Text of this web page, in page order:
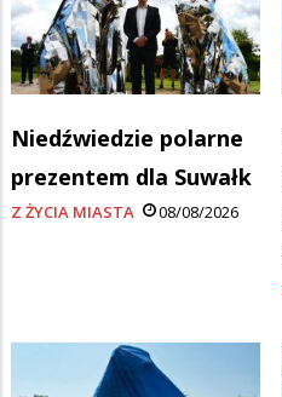
Niedźwiedzie polarne
prezentem dla Suwałk
Z ŻYCIA MIASTA 08/08/2026